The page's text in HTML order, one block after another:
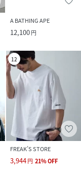
A BATHING APE
12,100円
12
FREAK’S STORE
3,944円 21%OFF